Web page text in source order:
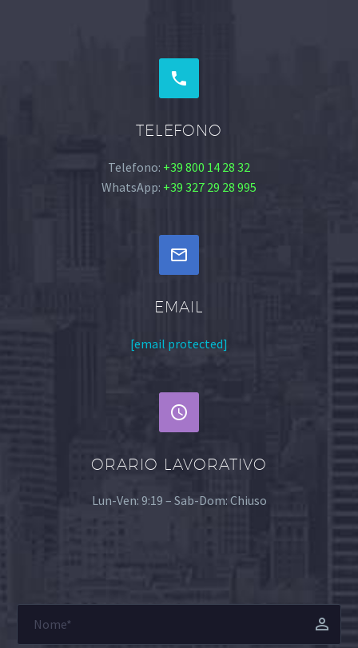


TELEFONO
Telefono: +39 800 14 28 32
WhatsApp: +39 327 29 28 995


EMAIL
[email protected]


ORARIO LAVORATIVO
Lun-Ven: 9:19 – Sab-Dom: Chiuso